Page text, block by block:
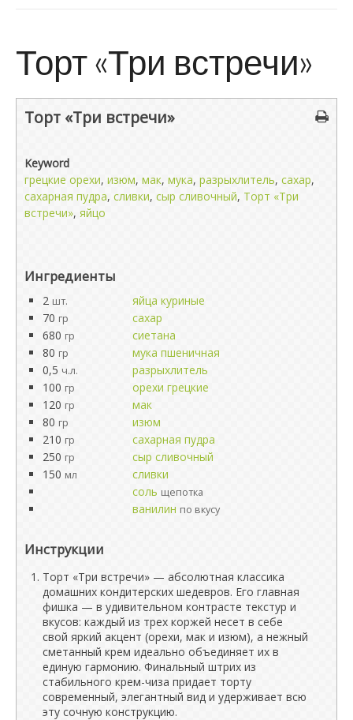
Торт «Три встречи»
Торт «Три встречи»
Keyword
грецкие орехи, изюм, мак, мука, разрыхлитель, сахар,
сахарная пудра, сливки, сыр сливочный, Торт «Три
встречи», яйцо
Ингредиенты
2 шт.
яйца куриные
70 гр
сахар
680 гр
сиетана
80 гр
мука пшеничная
0,5 ч.л.
разрыхлитель
100 гр
орехи грецкие
120 гр
мак
80 гр
изюм
210 гр
сахарная пудра
250 гр
сыр сливочный
150 мл
сливки
соль щепотка
ванилин по вкусу
Инструкции
Торт «Три встречи» — абсолютная классика
домашних кондитерских шедевров. Его главная
фишка — в удивительном контрасте текстур и
вкусов: каждый из трех коржей несет в себе
свой яркий акцент (орехи, мак и изюм), а нежный
сметанный крем идеально объединяет их в
единую гармонию. Финальный штрих из
стабильного крем-чиза придает торту
современный, элегантный вид и удерживает всю
эту сочную конструкцию.